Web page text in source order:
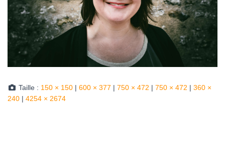
Taille : 150 × 150 | 600 × 377 | 750 × 472 | 750 × 472 | 360 ×
240 | 4254 × 2674